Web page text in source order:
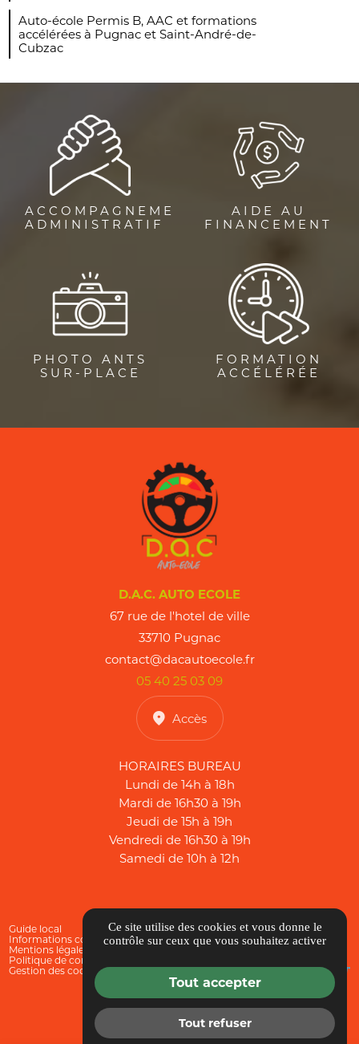
Auto-école Permis B, AAC et formations
accélérées à Pugnac et Saint-André-de-
Cubzac
ACCOMPAGNEMENT
ADMINISTRATIF
AIDE AU
FINANCEMENT
PHOTO ANTS
SUR-PLACE
FORMATION
ACCÉLÉRÉE
D.A.C. AUTO ECOLE
67 rue de l'hotel de ville
33710 Pugnac
contact@dacautoecole.fr
05 40 25 03 09
Accès
HORAIRES BUREAU
Lundi de 14h à 18h
Mardi de 16h30 à 19h
Jeudi de 15h à 19h
Vendredi de 16h30 à 19h
Samedi de 10h à 12h
Guide local
Informations complémentaires
Mentions légales
Politique de confidentialité
Gestion des cookies
Ce site utilise des cookies et vous donne le
contrôle sur ceux que vous souhaitez activer
Tout accepter
Tout refuser